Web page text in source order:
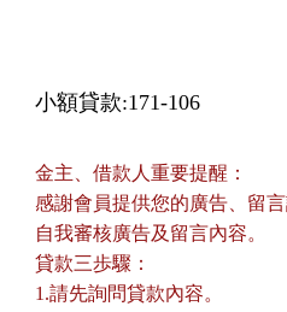
小額貸款:171-106
金主、借款人重要提醒：
感謝會員提供您的廣告、留
自我審核廣告及留言內容。
貸款三歩驟：
1.請先詢問貸款內容。